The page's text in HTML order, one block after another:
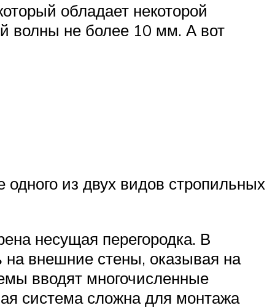
обладает некоторой
волны не более 10 мм. А вот
из двух видов стропильных
несущая перегородка. В
на внешние стены, оказывая на
вводят многочисленные
система сложна для монтажа